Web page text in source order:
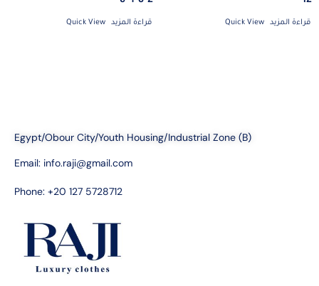
قراءة المزيد Quick View قراءة المزيد Quick View
Egypt/Obour City/Youth Housing/Industrial Zone (B)
Email: info.raji@gmail.com
Phone: +20 127 5728712